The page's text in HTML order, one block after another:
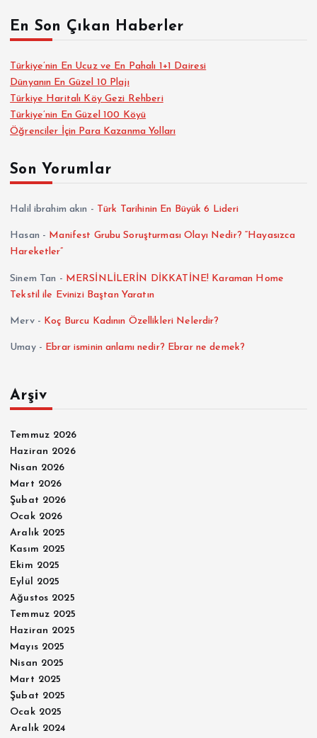
En Son Çıkan Haberler
Türkiye’nin En Ucuz ve En Pahalı 1+1 Dairesi
Dünyanın En Güzel 10 Plajı
Türkiye Haritalı Köy Gezi Rehberi
Türkiye’nin En Güzel 100 Köyü
Öğrenciler İçin Para Kazanma Yolları
Son Yorumlar
Halil ibrahim akın - Türk Tarihinin En Büyük 6 Lideri
Hasan - Manifest Grubu Soruşturması Olayı Nedir? “Hayasızca
Hareketler”
Sinem Tan - MERSİNLİLERİN DİKKATİNE! Karaman Home
Tekstil ile Evinizi Baştan Yaratın
Merv- Koç Burcu Kadının Özellikleri Nelerdir?
Umay- Ebrar isminin anlamı nedir? Ebrar ne demek?
Arşiv
Temmuz 2026
Haziran 2026
Nisan 2026
Mart 2026
Şubat 2026
Ocak 2026
Aralık 2025
Kasım 2025
Ekim 2025
Eylül 2025
Ağustos 2025
Temmuz 2025
Haziran 2025
Mayıs 2025
Nisan 2025
Mart 2025
Şubat 2025
Ocak 2025
Aralık 2024